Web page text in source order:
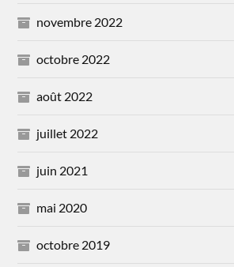
novembre 2022
octobre 2022
août 2022
juillet 2022
juin 2021
mai 2020
octobre 2019